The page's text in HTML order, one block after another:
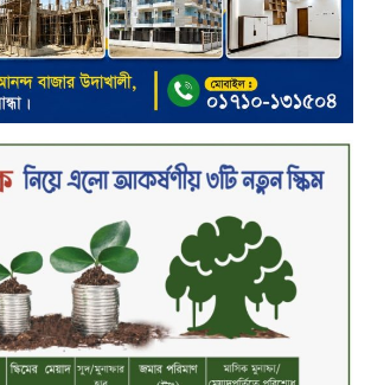
ক্যাশলেস বাংলাদেশ বিনির্মাণে
ইসলামী ব্যাংকের উদ্যোগে বাংলা
কিউআর নিয়ে বিশিষ্ট আলেমদের সঙ্গে
মতবিনিময় সভা অনুষ্ঠিত
‘শেখ হাসিনা ডিসেম্বরে ফিরলে গণহত্যার
দায় নিয়ে কারাগারে যাবেন,’ আইনমন্ত্রী
মধ্যরাতে শাহজালাল বিমানবন্দরের
বলাকা লাউঞ্জে অগ্নিকাণ্ড
নিরাপদ ও স্বল্পব্যয়ে ক্যাশলেস লেনদেন
গড়তে কাজ করছে বাংলাদেশ ব্যাংক: